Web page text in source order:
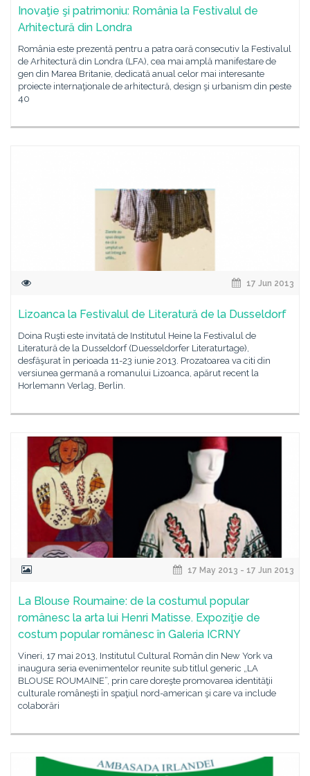
Inovaţie şi patrimoniu: România la Festivalul de
Arhitectură din Londra
România este prezentă pentru a patra oară consecutiv la Festivalul
de Arhitectură din Londra (LFA), cea mai amplă manifestare de
gen din Marea Britanie, dedicată anual celor mai interesante
proiecte internaţionale de arhitectură, design şi urbanism din peste
40
17 Jun 2013
Lizoanca la Festivalul de Literatură de la Dusseldorf
Doina Ruşti este invitată de Institutul Heine la Festivalul de
Literatură de la Dusseldorf (Duesseldorfer Literaturtage),
desfăşurat în perioada 11-23 iunie 2013. Prozatoarea va citi din
versiunea germană a romanului Lizoanca, apărut recent la
Horlemann Verlag, Berlin.
17 May 2013 - 17 Jun 2013
La Blouse Roumaine: de la costumul popular
românesc la arta lui Henri Matisse. Expoziţie de
costum popular românesc în Galeria ICRNY
Vineri, 17 mai 2013, Institutul Cultural Român din New York va
inaugura seria evenimentelor reunite sub titlul generic „LA
BLOUSE ROUMAINE”, prin care doreşte promovarea identităţii
culturale româneşti în spaţiul nord-american şi care va include
colaborări